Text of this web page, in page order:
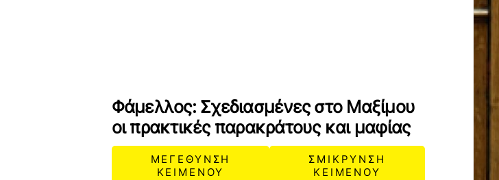
Φάμελλος: Σχεδιασμένες στο Μαξίμου
οι πρακτικές παρακράτους και μαφίας
ΜΕΓΕΘΥΝΣΗ
ΚΕΙΜΕΝΟΥ
ΣΜΙΚΡΥΝΣΗ
ΚΕΙΜΕΝΟΥ